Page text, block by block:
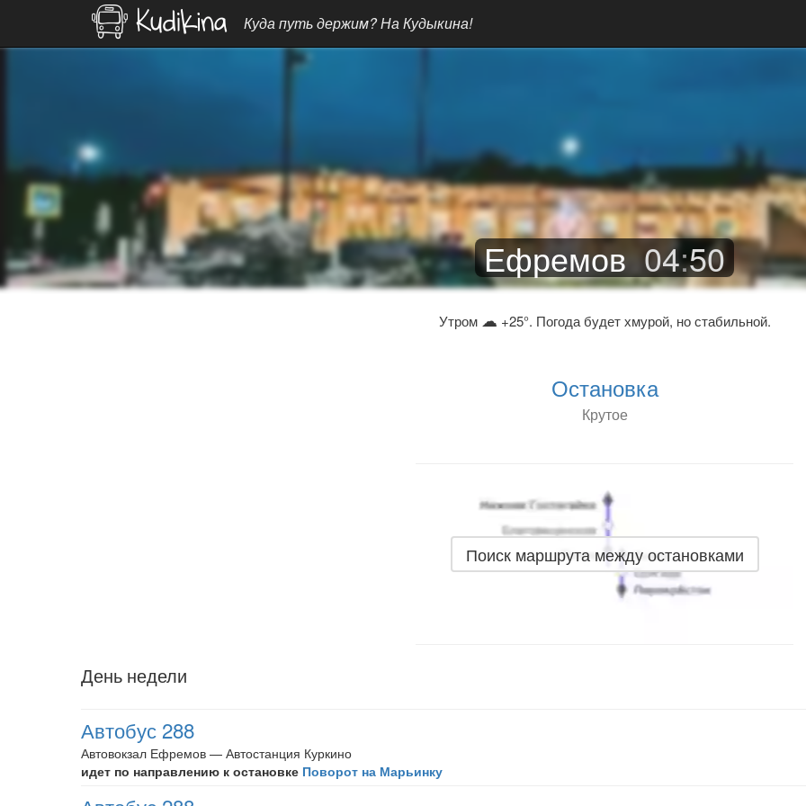
Куда путь держим? На Кудыкина!
Ефремов 04:50
Утром ☁ +25°. Погода будет хмурой, но стабильной.
Остановка
Крутое
Поиск маршрута между остановками
День недели
Автобус 288
Автовокзал Ефремов — Автостанция Куркино
идет по направлению к остановке Поворот на Марьинку